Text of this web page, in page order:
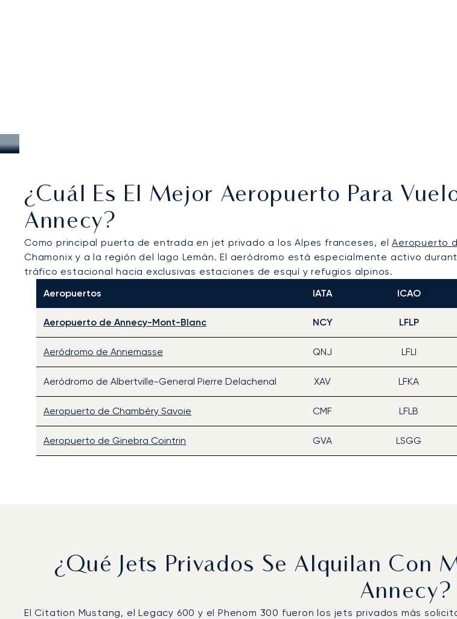
¿Cuál Es El Mejor Aeropuerto Para
Annecy?
Como principal puerta de entrada en jet privado a los Alpes franceses, elAeropuerto
Chamonix y a la región del lago Lemán. El aeródromo está especialmente activo
tráfico estacional hacia exclusivas estaciones de esquí y refugios alpinos.
Aeropuertos
IATA ICAO
Aeropuerto de Annecy-Mont-Blanc NCY LFLP
Aeródromo de Annemasse QNJ LFLI
Aeródromo de Albertville-General Pierre Delachenal XAV LFKA
Aeropuerto de Chambéry Savoie CMF LFLB
Aeropuerto de Ginebra Cointrin GVA LSGG
¿Qué Jets Privados Se Alquilan Con
Annecy?
El Citation Mustang, el Legacy 600 y el Phenom 300 fueron los jets privados más